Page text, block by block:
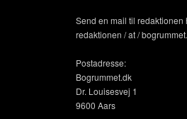
Send en mail til redaktionen
redaktionen / at /
Postadresse:
Bogrummet.dk
Dr. Louisesvej 1
9600 Aars